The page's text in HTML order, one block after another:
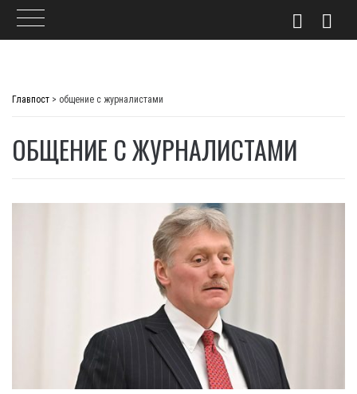
Главпост > общение с журналистами
ОБЩЕНИЕ С ЖУРНАЛИСТАМИ